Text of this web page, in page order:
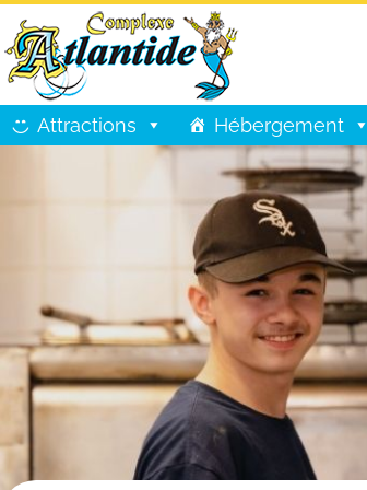
Attractions Hébergement